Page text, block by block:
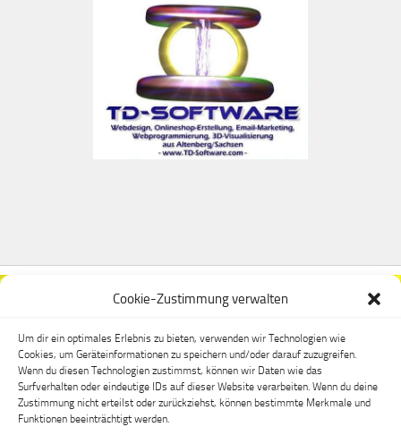
Cookie-Zustimmung verwalten
Um dir ein optimales Erlebnis zu bieten, verwenden wir Technologien wie
Cookies, um Geräteinformationen zu speichern und/oder darauf zuzugreifen.
Wenn du diesen Technologien zustimmst, können wir Daten wie das
Surfverhalten oder eindeutige IDs auf dieser Website verarbeiten. Wenn du deine
Zustimmung nicht erteilst oder zurückziehst, können bestimmte Merkmale und
Funktionen beeinträchtigt werden.